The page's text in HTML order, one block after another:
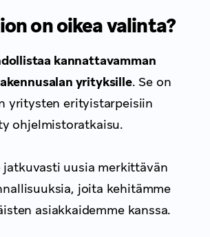
on oikea valinta?
kannattavamman
yrityksille. Se on
yritysten erityistarpeisiin
ohjelmistoratkaisu.
jatkuvasti uusia merkittävän
joita kehitämme
asiakkaidemme kanssa.